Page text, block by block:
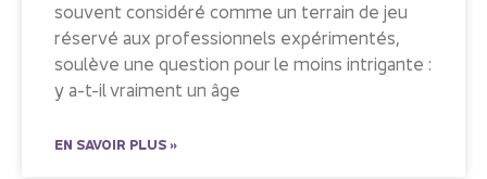
souvent considéré comme un terrain de jeu
réservé aux professionnels expérimentés,
soulève une question pour le moins intrigante :
y a-t-il vraiment un âge
EN SAVOIR PLUS »